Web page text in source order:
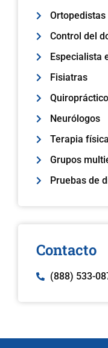
Ortopedistas
Control del
Especialista
Fisiatras
Neurólogos
Terapia física
Grupos
Pruebas de
Contacto
(888) 533-